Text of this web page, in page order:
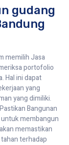
gudang
memilih Jasa
portofolio
Hal ini dapat
yang
yang dimiliki.
Bangunan
membangun
memastikan
terhadap